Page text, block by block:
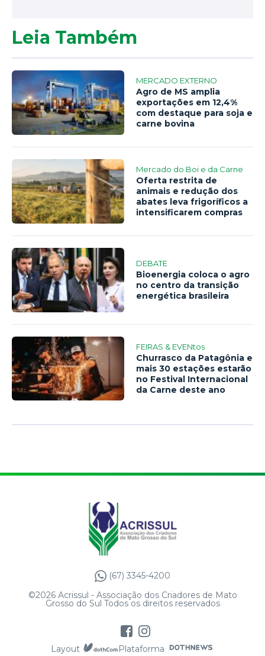
Leia Também
MERCADO EXTERNO
Agro de MS amplia
exportações em 12,4%
com destaque para soja e
carne bovina
Mercado do Boi e da Carne
Oferta restrita de
animais e redução dos
abates leva frigoríficos a
intensificarem compras
DEBATE
Bioenergia coloca o agro
no centro da transição
energética brasileira
FEIRAS & EVENtos
Churrasco da Patagônia e
mais 30 estações estarão
no Festival Internacional
da Carne deste ano
(67) 3345-4200
©2026 Acrissul - Associação dos Criadores de Mato
Grosso do Sul Todos os direitos reservados
Layout Plataforma